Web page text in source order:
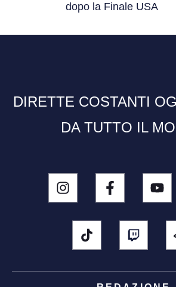
dopo la Finale USA
DIRETTE COSTANTI
DA TUTTO IL